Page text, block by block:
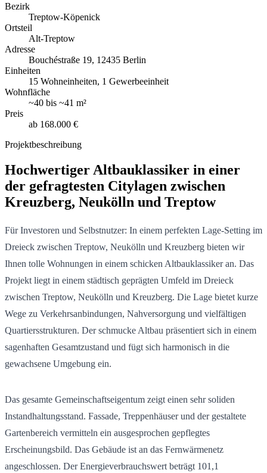
Bezirk
Treptow-Köpenick
Ortsteil
Alt-Treptow
Adresse
Bouchéstraße 19, 12435 Berlin
Einheiten
15 Wohneinheiten, 1 Gewerbeeinheit
Wohnfläche
~40 bis ~41 m²
Preis
ab 168.000 €
Projektbeschreibung
Hochwertiger Altbauklassiker in einer
der gefragtesten Citylagen zwischen
Kreuzberg, Neukölln und Treptow
Für Investoren und Selbstnutzer: In einem perfekten Lage-Setting im
Dreieck zwischen Treptow, Neukölln und Kreuzberg bieten wir
Ihnen tolle Wohnungen in einem schicken Altbauklassiker an. Das
Projekt liegt in einem städtisch geprägten Umfeld im Dreieck
zwischen Treptow, Neukölln und Kreuzberg. Die Lage bietet kurze
Wege zu Verkehrsanbindungen, Nahversorgung und vielfältigen
Quartiersstrukturen. Der schmucke Altbau präsentiert sich in einem
sagenhaften Gesamtzustand und fügt sich harmonisch in die
gewachsene Umgebung ein.
Das gesamte Gemeinschaftseigentum zeigt einen sehr soliden
Instandhaltungsstand. Fassade, Treppenhäuser und der gestaltete
Gartenbereich vermitteln ein ausgesprochen gepflegtes
Erscheinungsbild. Das Gebäude ist an das Fernwärmenetz
angeschlossen. Der Energieverbrauchswert beträgt 101,1